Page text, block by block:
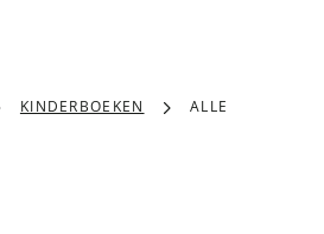
KINDERBOEKEN
ALLE